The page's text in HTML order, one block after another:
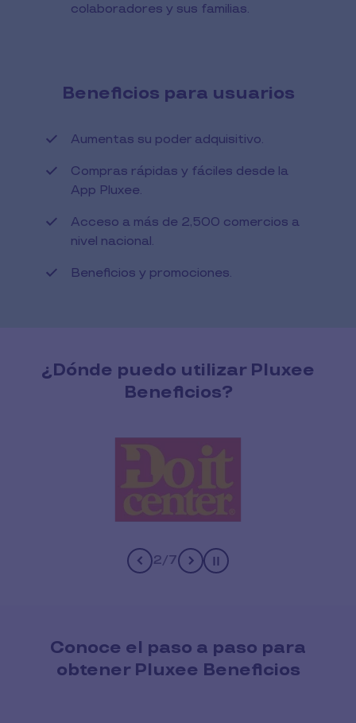
colaboradores y sus familias.
​Beneficios para usuarios
Aumentas su poder adquisitivo.
Compras rápidas y fáciles desde la
App Pluxee.
Acceso a más de 2,500 comercios a
nivel nacional.
Beneficios y promociones.
¿Dónde puedo utilizar Pluxee
Beneficios?
2/7
Conoce el paso a paso para
obtener Pluxee Beneficios